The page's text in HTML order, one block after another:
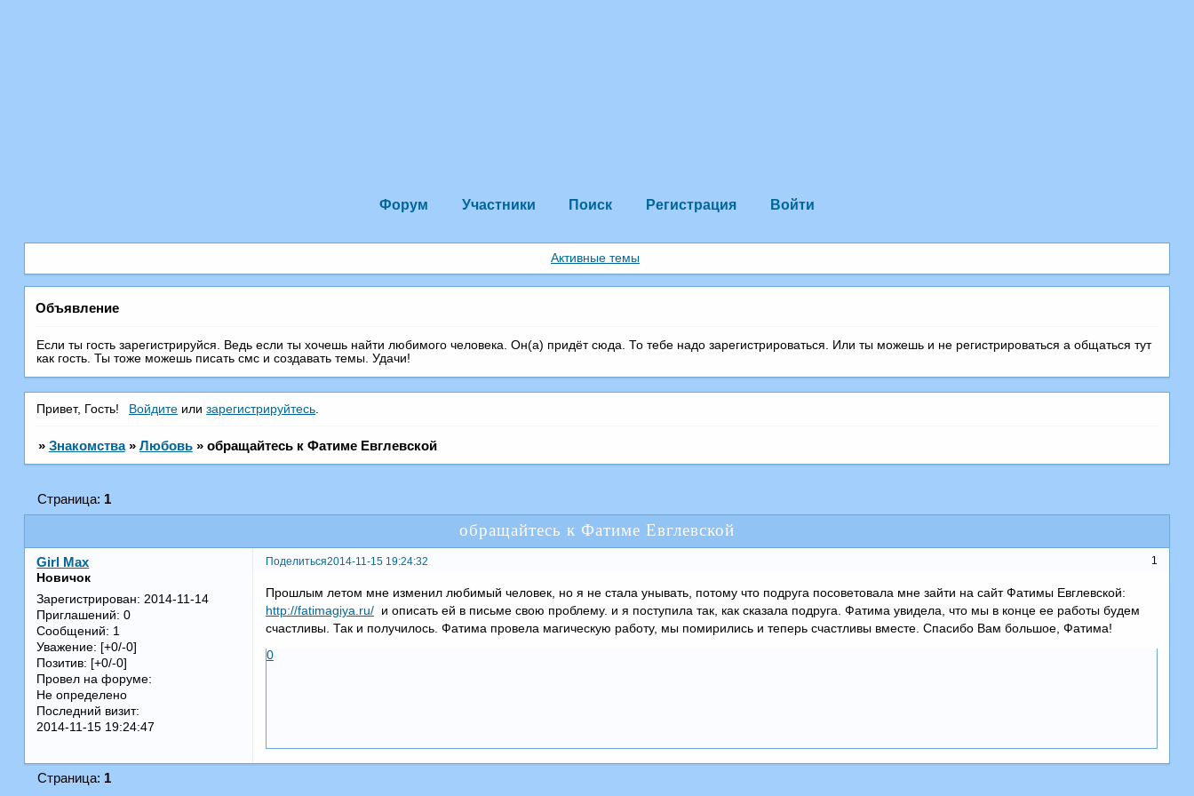
Форум Участники Поиск Регистрация Войти
Активные темы
Объявление
Если ты гость зарегистрируйся. Ведь если ты хочешь найти любимого человека. Он(а) придёт сюда. То тебе надо зарегистрироваться. Или ты можешь и не регистрироваться а общаться тут
как гость. Ты тоже можешь писать смс и создавать темы. Удачи!
Привет, Гость! Войдите илизарегистрируйтесь
» Знакомства » Любовь » обращайтесь к Фатиме Евглевской
обращайтесь к Фатиме Евглевской
Страница: 1
Поделиться 1
2014-11-15 19:24:32
Girl Max
Новичок
Зарегистрирован: 2014-11-14
Приглашений: 0
Сообщений: 1
Уважение: [+0/-0]
Позитив: [+0/-0]
Провел на форуме:
Не определено
Последний визит:
2014-11-15 19:24:47
Прошлым летом мне изменил любимый человек, но я не стала унывать, потому что подруга посоветовала мне зайти на сайт Фатимы Евглевской:
http://fatimagiya.ru/и описать ей в письме свою проблему. и я поступила так, как сказала подруга. Фатима увидела, что мы в конце ее работы будем
счастливы. Так и получилось. Фатима провела магическую работу, мы помирились и теперь счастливы вместе. Спасибо Вам большое, Фатима!
0
Страница: 1